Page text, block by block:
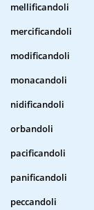
mellificandoli
mercificandoli
modificandoli
monacandoli
nidificandoli
orbandoli
pacificandoli
panificandoli
peccandoli